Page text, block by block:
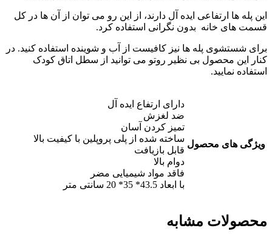
این پله ها ارتفاعی ایده آل دارند، از این رو می توان از آن‌ ها در کل
قسمت های خانه بدون نگرانی استفاده کرد.
برای شستشوی پله ها نیز کافیست از آب و شوینده استفاده کنید. در
کنار این محصول بی نظیر روتو می توانید از سطل اتاق کودک
استفاده نمایید.
ویژگی های محصول
دارای ارتفاع ایده آل
ضد لغزش
تمیز کردن آسان
ساخته شده از پلی پروپلین با کیفیت بالا
قابل بازیافت
دوام بالا
فاقد مواد شیمیایی مضر
با ابعاد 43.5* 35* 20 سانتی متر
محصولات مشابه